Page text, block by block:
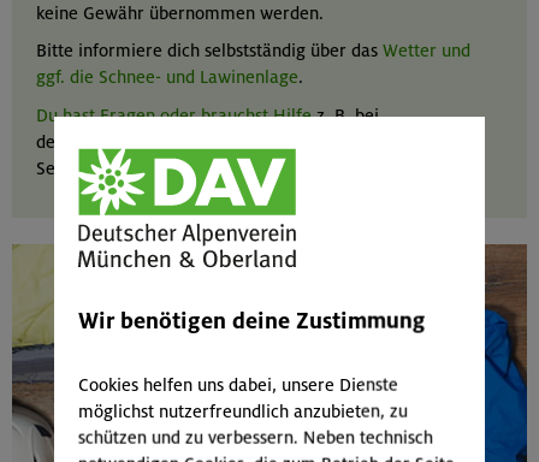
keine Gewähr übernommen werden.
Bitte informiere dich selbstständig über das Wetter und
ggf. die Schnee- und Lawinenlage.
Du hast Fragen oder brauchst Hilfez. B. bei
der individuellen Tourenplanung? Wir bieten in unseren
Servicestellen alpine Beratung aus erster Hand.
Wir benötigen deine Zustimmung
Cookies helfen uns dabei, unsere Dienste
möglichst nutzerfreundlich anzubieten, zu
schützen und zu verbessern. Neben technisch